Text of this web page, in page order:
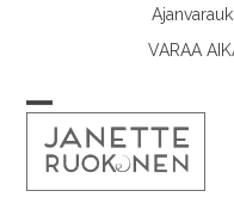
VARAA
Open
mobile
Close
mobile